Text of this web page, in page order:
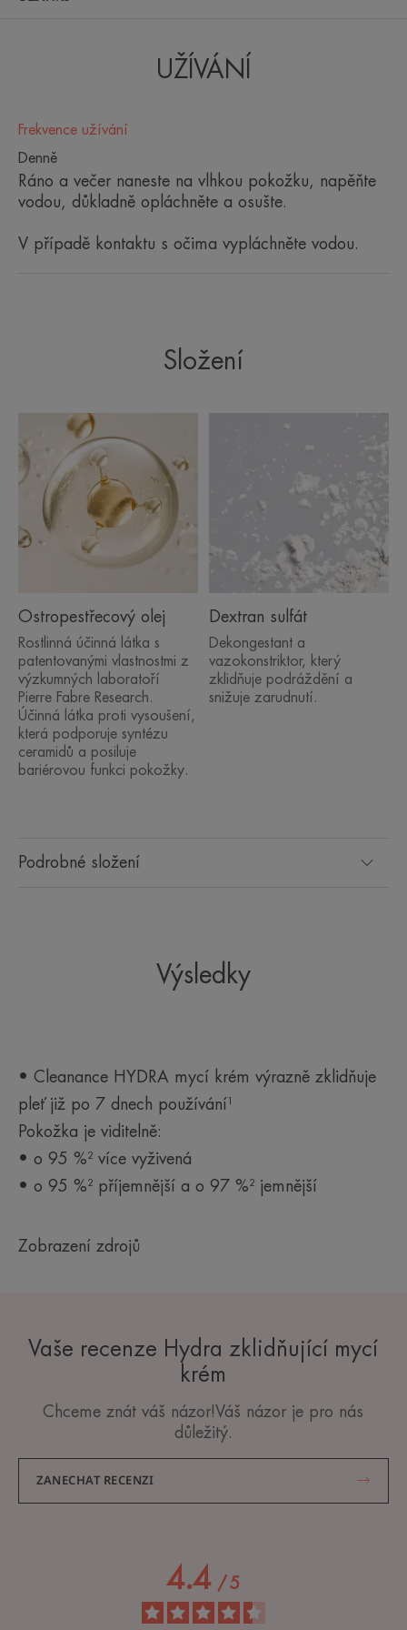
mimořádně jemný přípravek čistí
a po použití zanechává pokožku
jemnou a příjemnou.
oslabenou vysušující medikamentózní léčbou akné.
• ČISTÍ: respektuje pokožku vysušenou
a podrážděnou medikamentózní léčbou akné.
• VYŽIVUJE: a obnovuje komfort pokožky.
•ZKLIDŇUJE: podrážděnou pokožku
Parfemace
Bez parfemace
UŽÍVÁNÍ
Frekvence užívání
Denně
Ráno a večer naneste na vlhkou pokožku, napěňte
vodou, důkladně opláchněte a osušte.
V případě kontaktu s očima vypláchněte vodou.
Složení
Podrobné složení
Ostropestřecový olej
Rostlinná účinná látka s
patentovanými vlastnostmi z
výzkumných laboratoří
Pierre Fabre Research.
Účinná látka proti vysoušení,
která podporuje syntézu
ceramidů a posiluje
bariérovou funkci pokožky.
Dextran sulfát
Dekongestant a
vazokonstriktor, který
zklidňuje podráždění a
snižuje zarudnutí.
Výsledky
• Cleanance HYDRA mycí krém výrazně zklidňuje
pleť již po 7 dnech používání¹
Pokožka je viditelně:
• o 95 %² více vyživená
• o 95 %² příjemnější a o 97 %² jemnější
Zobrazení zdrojů
Vaše recenze Hydra zklidňující mycí
krém
Chceme znát váš názor!Váš názor je pro nás
důležitý.
ZANECHAT RECENZI
4.4 /5